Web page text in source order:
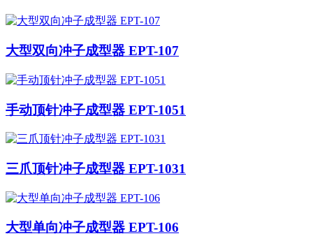
大型双向冲子成型器 EPT-107
手动顶针冲子成型器 EPT-1051
三爪顶针冲子成型器 EPT-1031
大型单向冲子成型器 EPT-106